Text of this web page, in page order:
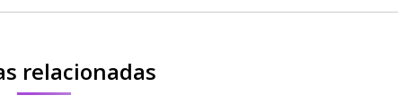
relacionadas